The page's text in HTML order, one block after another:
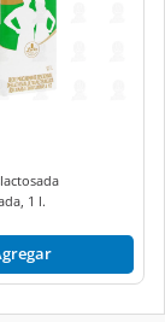
1 l.